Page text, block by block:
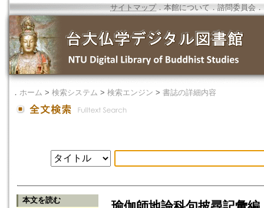
サイトマップ．本館について ． 諮問委員会 ．
． ホーム > 検索システム > 検索エンジン > 書誌の詳細内容
本文を読む